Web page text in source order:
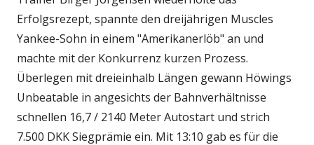
Erfolgsrezept, spannte den dreijährigen Muscles
Yankee-Sohn in einem "Amerikanerlöb" an und
machte mit der Konkurrenz kurzen Prozess.
Überlegen mit dreieinhalb Längen gewann Höwings
Unbeatable in angesichts der Bahnverhältnisse
schnellen 16,7 / 2140 Meter Autostart und strich
7.500 DKK Siegprämie ein. Mit 13:10 gab es für die